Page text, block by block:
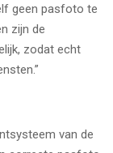
geen pasfoto te
zijn de
zodat echt
van de